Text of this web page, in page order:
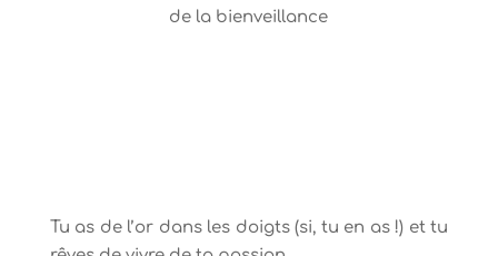
de la bienveillance
Tu as de l’or dans les doigts (si, tu en as !) et tu